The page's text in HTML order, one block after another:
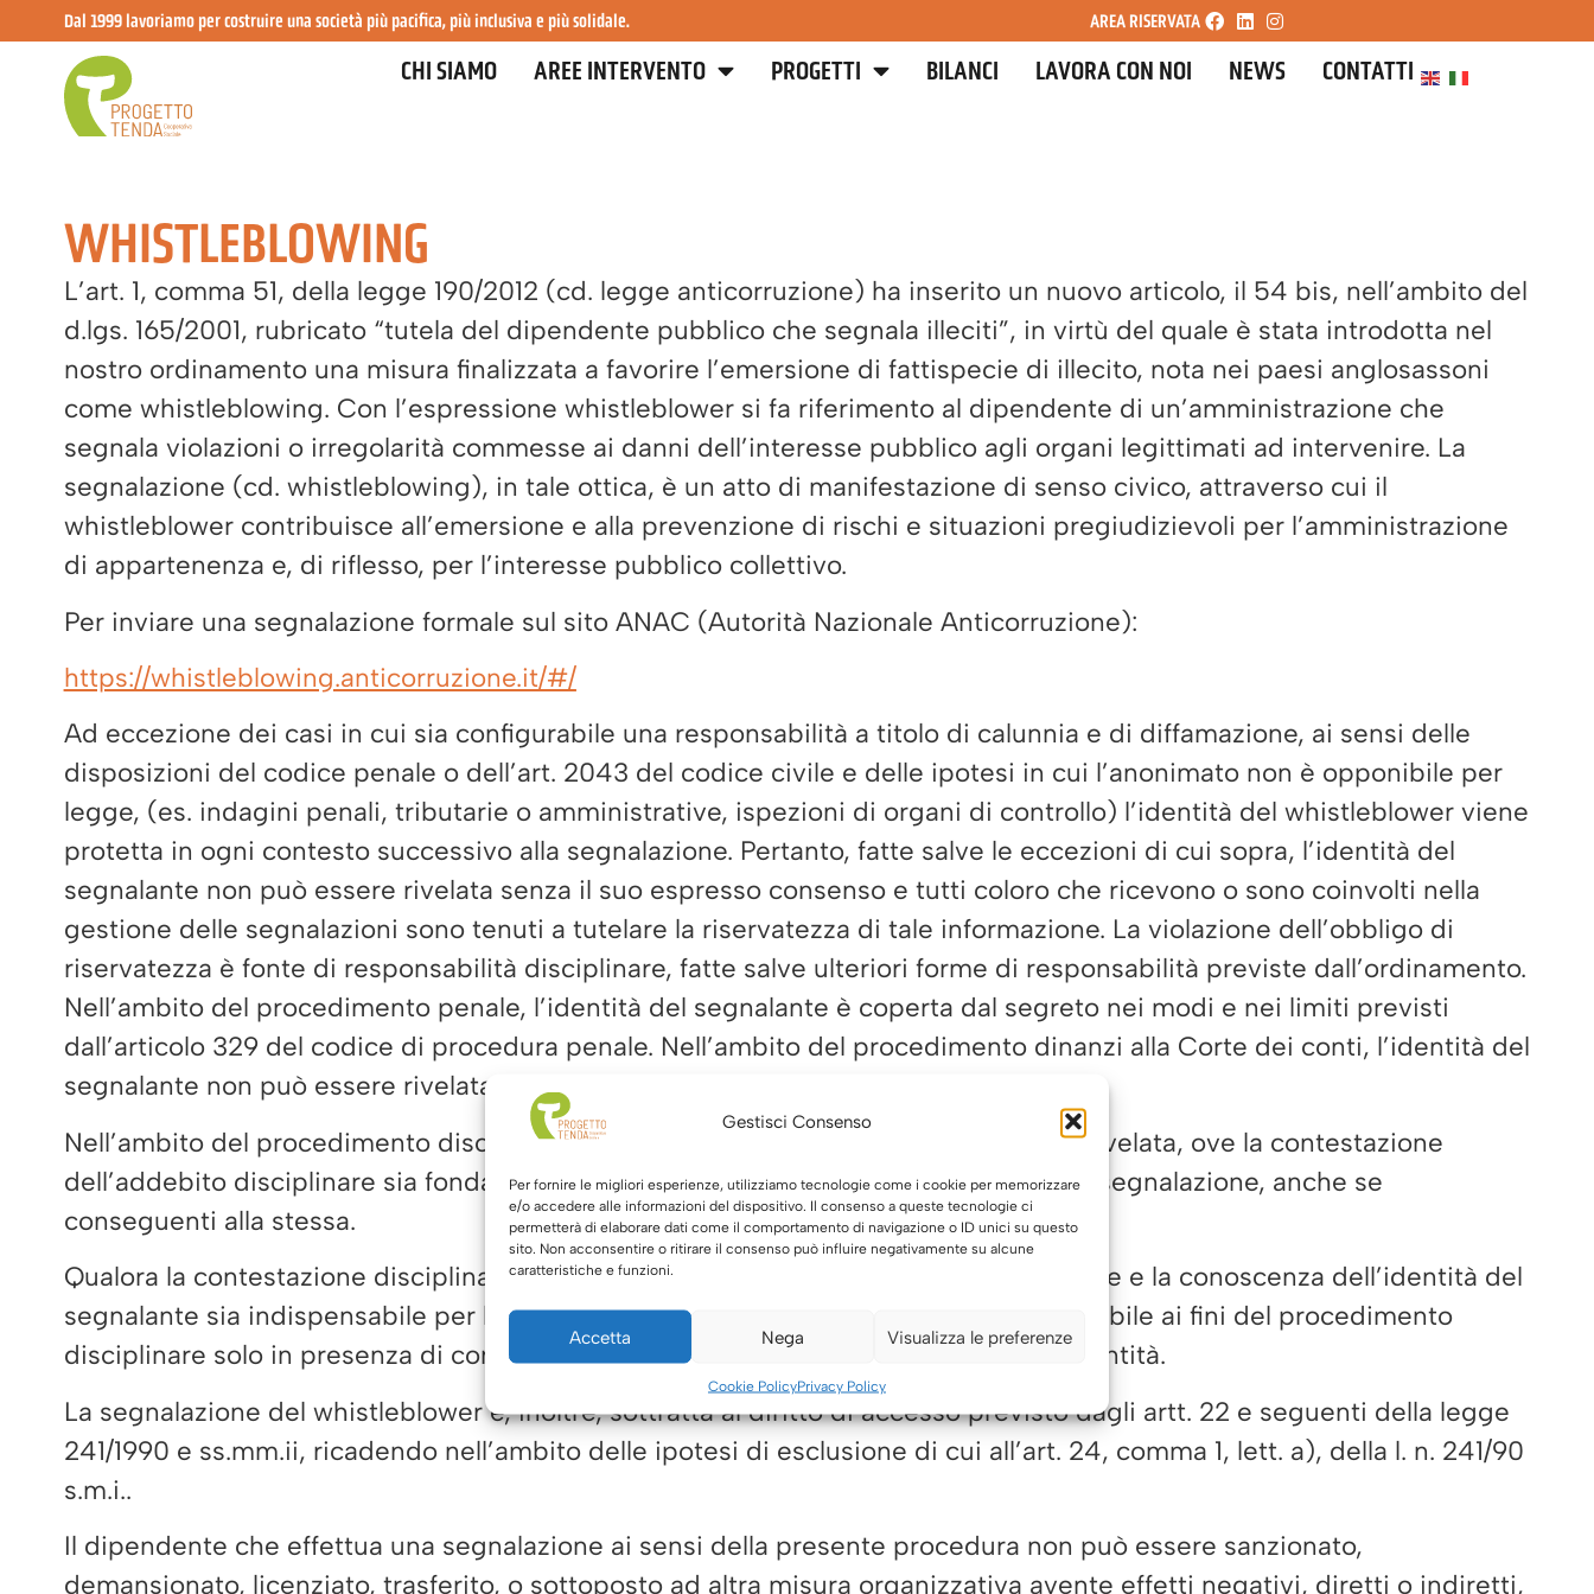
Gestisci Consenso
Per fornire le migliori esperienze, utilizziamo tecnologie come i cookie per memorizzare
e/o accedere alle informazioni del dispositivo. Il consenso a queste tecnologie ci
permetterà di elaborare dati come il comportamento di navigazione o ID unici su questo
sito. Non acconsentire o ritirare il consenso può influire negativamente su alcune
caratteristiche e funzioni.
Accetta Nega Visualizza le preferenze
Cookie PolicyPrivacy Policy
Dal 1999 lavoriamo per costruire una società più pacifica, più inclusiva e più solidale. AREA RISERVATA
CHI SIAMO AREE INTERVENTO PROGETTI BILANCI LAVORA CON NOI NEWS CONTATTI
WHISTLEBLOWING
L’art. 1, comma 51, della legge 190/2012 (cd. legge anticorruzione) ha inserito un nuovo articolo, il 54 bis, nell’ambito del
d.lgs. 165/2001, rubricato “tutela del dipendente pubblico che segnala illeciti”, in virtù del quale è stata introdotta nel
nostro ordinamento una misura finalizzata a favorire l’emersione di fattispecie di illecito, nota nei paesi anglosassoni
come whistleblowing. Con l’espressione whistleblower si fa riferimento al dipendente di un’amministrazione che
segnala violazioni o irregolarità commesse ai danni dell’interesse pubblico agli organi legittimati ad intervenire. La
segnalazione (cd. whistleblowing), in tale ottica, è un atto di manifestazione di senso civico, attraverso cui il
whistleblower contribuisce all’emersione e alla prevenzione di rischi e situazioni pregiudizievoli per l’amministrazione
di appartenenza e, di riflesso, per l’interesse pubblico collettivo.
Per inviare una segnalazione formale sul sito ANAC (Autorità Nazionale Anticorruzione):
https://whistleblowing.anticorruzione.it/#/
Ad eccezione dei casi in cui sia configurabile una responsabilità a titolo di calunnia e di diffamazione, ai sensi delle
disposizioni del codice penale o dell’art. 2043 del codice civile e delle ipotesi in cui l’anonimato non è opponibile per
legge, (es. indagini penali, tributarie o amministrative, ispezioni di organi di controllo) l’identità del whistleblower viene
protetta in ogni contesto successivo alla segnalazione. Pertanto, fatte salve le eccezioni di cui sopra, l’identità del
segnalante non può essere rivelata senza il suo espresso consenso e tutti coloro che ricevono o sono coinvolti nella
gestione delle segnalazioni sono tenuti a tutelare la riservatezza di tale informazione. La violazione dell’obbligo di
riservatezza è fonte di responsabilità disciplinare, fatte salve ulteriori forme di responsabilità previste dall’ordinamento.
Nell’ambito del procedimento penale, l’identità del segnalante è coperta dal segreto nei modi e nei limiti previsti
dall’articolo 329 del codice di procedura penale. Nell’ambito del procedimento dinanzi alla Corte dei conti, l’identità del
segnalante non può essere rivelata fino alla chiusura della fase istruttoria.
Nell’ambito del procedimento disciplinare l’identità del segnalante non può essere rivelata, ove la contestazione
dell’addebito disciplinare sia fondata su accertamenti distinti e ulteriori rispetto alla segnalazione, anche se
conseguenti alla stessa.
Qualora la contestazione disciplinare sia fondata, in tutto o in parte, sulla segnalazione e la conoscenza dell’identità del
segnalante sia indispensabile per la difesa dell’incolpato, la segnalazione sarà utilizzabile ai fini del procedimento
disciplinare solo in presenza di consenso del segnalante alla rivelazione della sua identità.
La segnalazione del whistleblower è, inoltre, sottratta al diritto di accesso previsto dagli artt. 22 e seguenti della legge
241/1990 e ss.mm.ii, ricadendo nell’ambito delle ipotesi di esclusione di cui all’art. 24, comma 1, lett. a), della l. n. 241/90
s.m.i..
Il dipendente che effettua una segnalazione ai sensi della presente procedura non può essere sanzionato,
demansionato, licenziato, trasferito, o sottoposto ad altra misura organizzativa avente effetti negativi, diretti o indiretti,